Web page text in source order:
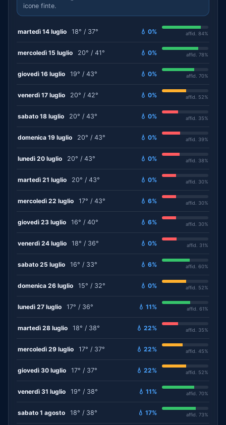
icone finte.
martedì 14 luglio 18° / 37° 💧 0% affid. 84%
mercoledì 15 luglio 20° / 41° 💧 0% affid. 78%
giovedì 16 luglio 19° / 43° 💧 0% affid. 70%
venerdì 17 luglio 20° / 42° 💧 0% affid. 52%
sabato 18 luglio 20° / 43° 💧 0% affid. 35%
domenica 19 luglio 20° / 43° 💧 0% affid. 39%
lunedì 20 luglio 20° / 43° 💧 0% affid. 38%
martedì 21 luglio 20° / 43° 💧 0% affid. 30%
mercoledì 22 luglio 17° / 43° 💧 6% affid. 30%
giovedì 23 luglio 16° / 40° 💧 6% affid. 30%
venerdì 24 luglio 18° / 36° 💧 0% affid. 31%
sabato 25 luglio 16° / 33° 💧 6% affid. 60%
domenica 26 luglio 15° / 32° 💧 0% affid. 52%
lunedì 27 luglio 17° / 36° 💧 11% affid. 61%
martedì 28 luglio 18° / 38° 💧 22% affid. 35%
mercoledì 29 luglio 17° / 37° 💧 22% affid. 45%
giovedì 30 luglio 17° / 37° 💧 22% affid. 52%
venerdì 31 luglio 19° / 38° 💧 11% affid. 70%
sabato 1 agosto 18° / 38° 💧 17% affid. 73%